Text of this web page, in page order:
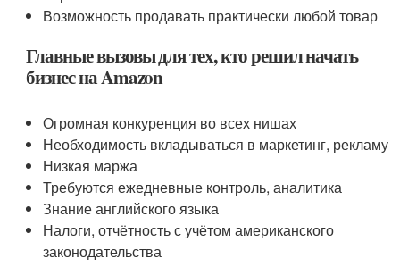
Возможность продавать практически любой товар
Главные вызовы для тех, кто решил начать
бизнес на Amazon
Огромная конкуренция во всех нишах
Необходимость вкладываться в маркетинг, рекламу
Низкая маржа
Требуются ежедневные контроль, аналитика
Знание английского языка
Налоги, отчётность с учётом американского
законодательства